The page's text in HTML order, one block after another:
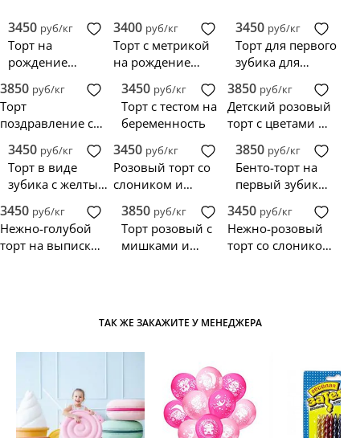
3450 руб/кг
Торт на
рождение
малышом для
Яны
3400 руб/кг
Торт с метрикой
на рождение
3450 руб/кг
Торт для первого
зубика для
3850 руб/кг
Торт
поздравление с
девочки
3450 руб/кг
Торт с тестом на
беременность
3850 руб/кг
Детский розовый
торт с цветами и
3450 руб/кг
Торт в виде
зубика с желтым
3450 руб/кг
Розовый торт со
слоником и
3850 руб/кг
Бенто-торт на
первый зубик
3450 руб/кг
Нежно-голубой
торт на выписку
3850 руб/кг
Торт розовый с
мишками и
3450 руб/кг
Нежно-розовый
торт со слоником
ТАК ЖЕ ЗАКАЖИТЕ У МЕНЕДЖЕРА